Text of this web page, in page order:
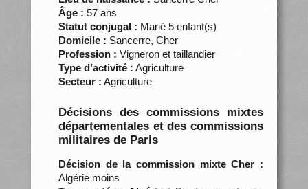
Âge : 57 ans
Statut conjugal : Marié 5 enfant(s)
Domicile : Sancerre, Cher
Profession : Vigneron et taillandier
Type d’activité : Agriculture
Secteur : Agriculture
Décisions des commissions mixtes
départementales et des commissions
militaires de Paris
Décision de la commission mixte Cher :
Algérie moins